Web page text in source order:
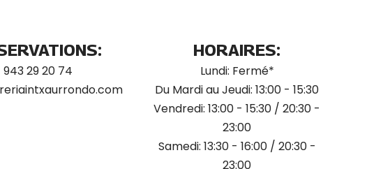
943 29 20 74
HORAIRES:
Lundi: Fermé*
Du Mardi au Jeudi: 13:00 - 15:30
Vendredi: 13:00 - 15:30 / 20:30 -
23:00
Samedi: 13:30 - 16:00 / 20:30 -
23:00